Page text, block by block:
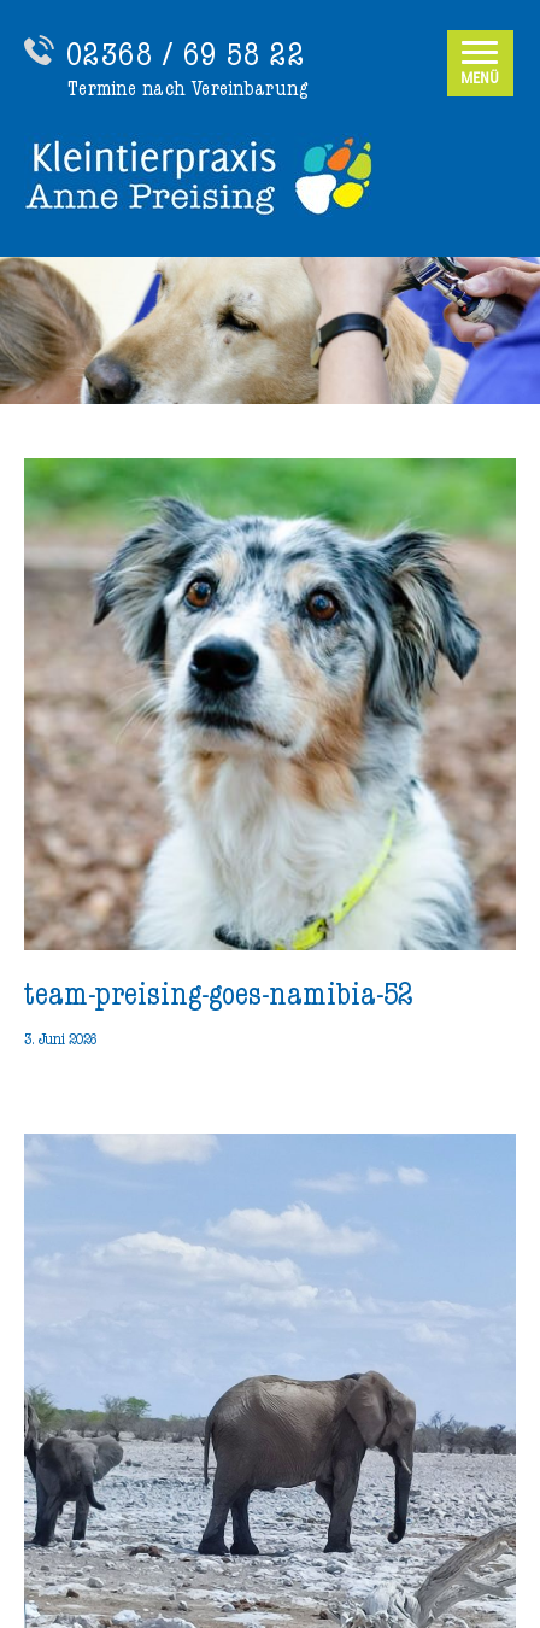
02368 / 69 58 22
Termine nach Vereinbarung
team-preising-goes-namibia-52
3. Juni 2026
MENÜ